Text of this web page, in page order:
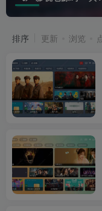
排序 更新 浏览